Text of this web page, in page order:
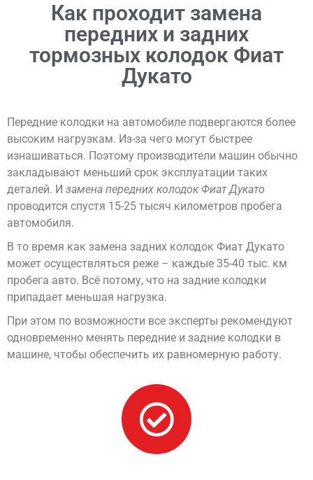
Как проходит замена
передних и задних
тормозных колодок Фиат
Дукато
Передние колодки на автомобиле подвергаются более
высоким нагрузкам. Из-за чего могут быстрее
изнашиваться. Поэтому производители машин обычно
закладывают меньший срок эксплуатации таких
деталей. И замена передних колодок Фиат Дукато
проводится спустя 15-25 тысяч километров пробега
автомобиля.
В то время как замена задних колодок Фиат Дукато
может осуществляться реже – каждые 35-40 тыс. км
пробега авто. Всё потому, что на задние колодки
припадает меньшая нагрузка.
При этом по возможности все эксперты рекомендуют
одновременно менять передние и задние колодки в
машине, чтобы обеспечить их равномерную работу.